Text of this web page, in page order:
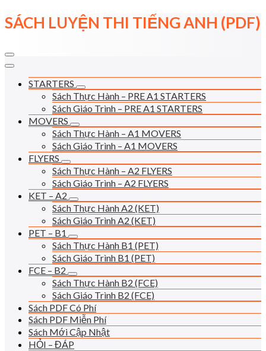
Skip
to
SÁCH LUYỆN THI TIẾNG ANH (PDF)
STARTERS
Sách Thực Hành – PRE A1 STARTERS
Sách Giáo Trình – PRE A1 STARTERS
MOVERS
Sách Thực Hành – A1 MOVERS
Sách Giáo Trình – A1 MOVERS
FLYERS
Sách Thực Hành – A2 FLYERS
Sách Giáo Trình – A2 FLYERS
KET – A2
Sách Thực Hành A2 (KET)
Sách Giáo Trình A2 (KET)
PET – B1
Sách Thực Hành B1 (PET)
Sách Giáo Trình B1 (PET)
FCE – B2
Sách Thực Hành B2 (FCE)
Sách Giáo Trình B2 (FCE)
Sách PDF Có Phí
Sách PDF Miễn Phí
Sách Mới Cập Nhật
HỎI – ĐÁP